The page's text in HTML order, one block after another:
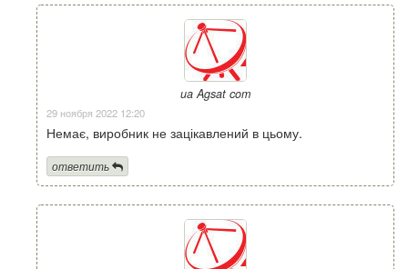
ua Agsat com
29 ноября 2022 12:20
Немає, виробник не зацікавлений в цьому.
ответить